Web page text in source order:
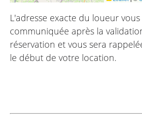
L'adresse exacte du loueur vous
communiquée après la
réservation et vous sera
le début de votre location.